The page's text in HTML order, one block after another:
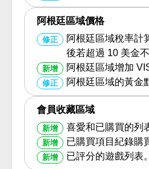
阿根廷區域價格
修正
阿根廷區域稅率計
後若超過 10 美金
新增 阿根廷區域增加
修正 阿根廷區域的黃金
會員收藏區域
新增 喜愛和已購買的列
新增 已購買項目紀錄購
新增 已評分的遊戲列表。